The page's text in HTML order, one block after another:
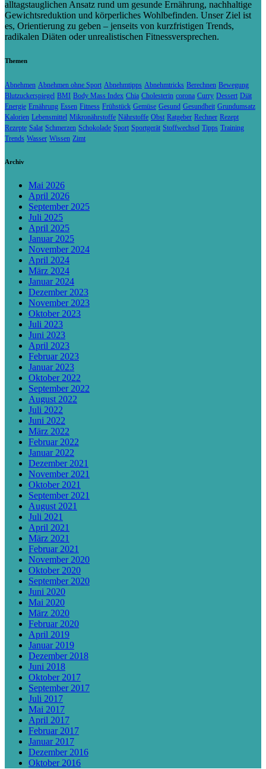
alltagstauglichen Ansatz rund um gesunde Ernährung, nachhaltige
Gewichtsreduktion und körperliches Wohlbefinden. Unser Ziel ist
es, Orientierung zu geben – jenseits von kurzfristigen Trends,
radikalen Diäten oder unrealistischen Fitnessversprechen.
Themen
Abnehmen Abnehmen ohne Sport Abnehmtipps Abnehmtricks Berechnen Bewegung
Blutzuckerspiegel BMI Body Mass Index Chia Cholesterin corona Curry Dessert Diät
Energie Ernährung Essen Fitness Frühstück Gemüse Gesund Gesundheit Grundumsatz
Kalorien Lebensmittel Mikronährstoffe Nährstoffe Obst Ratgeber Rechner Rezept
Rezepte Salat Schmerzen Schokolade Sport Sportgerät Stoffwechsel Tipps Training
Trends Wasser Wissen Zimt
Archiv
Mai 2026
April 2026
September 2025
Juli 2025
April 2025
Januar 2025
November 2024
April 2024
März 2024
Januar 2024
Dezember 2023
November 2023
Oktober 2023
Juli 2023
Juni 2023
April 2023
Februar 2023
Januar 2023
Oktober 2022
September 2022
August 2022
Juli 2022
Juni 2022
März 2022
Februar 2022
Januar 2022
Dezember 2021
November 2021
Oktober 2021
September 2021
August 2021
Juli 2021
April 2021
März 2021
Februar 2021
November 2020
Oktober 2020
September 2020
Juni 2020
Mai 2020
März 2020
Februar 2020
April 2019
Januar 2019
Dezember 2018
Juni 2018
Oktober 2017
September 2017
Juli 2017
Mai 2017
April 2017
Februar 2017
Januar 2017
Dezember 2016
Oktober 2016